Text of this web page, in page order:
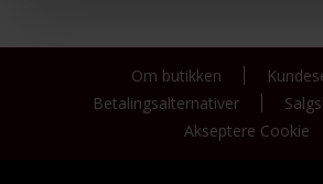
Om butikken
Betalingsalternativer
Akseptere Cookie